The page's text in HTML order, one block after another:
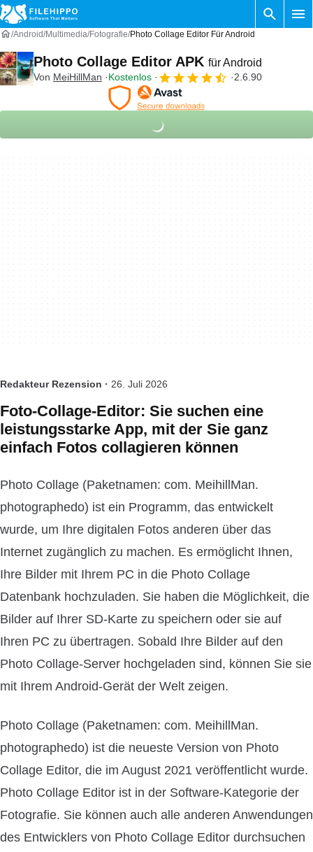
Android Multimedia Fotografie Photo Collage Editor Für Android
Photo Collage Editor APK für Android
Von MeiHillMan Kostenlos 2.6.90
Redakteur Rezension · 26. Juli 2026
Foto-Collage-Editor: Sie suchen eine
leistungsstarke App, mit der Sie ganz
einfach Fotos collagieren können
Photo Collage (Paketnamen: com. MeihillMan.
photographedo) ist ein Programm, das entwickelt
wurde, um Ihre digitalen Fotos anderen über das
Internet zugänglich zu machen. Es ermöglicht Ihnen,
Ihre Bilder mit Ihrem PC in die Photo Collage
Datenbank hochzuladen. Sie haben die Möglichkeit, die
Bilder auf Ihrer SD-Karte zu speichern oder sie auf
Ihren PC zu übertragen. Sobald Ihre Bilder auf den
Photo Collage-Server hochgeladen sind, können Sie sie
mit Ihrem Android-Gerät der Welt zeigen.
Photo Collage (Paketnamen: com. MeihillMan.
photographedo) ist die neueste Version von Photo
Collage Editor, die im August 2021 veröffentlicht wurde.
Photo Collage Editor ist in der Software-Kategorie der
Fotografie. Sie können auch alle anderen Anwendungen
des Entwicklers von Photo Collage Editor durchsuchen